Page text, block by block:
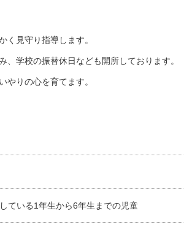
く見守り指導します。
学校の振替休日なども開所しております。
やりの心を育てます。
ている1年生から6年生までの児童